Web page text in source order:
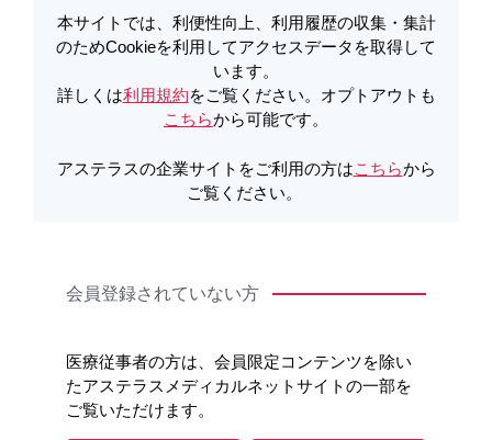
PDFをダウンロード
製品Q&A
本サイトでは、利便性向上、利用履歴の収集・集計
のためCookieを利用してアクセスデータを取得して
います。
詳しくは利用規約をご覧ください。オプトアウトも
こちらから可能です。
アステラスの企業サイトをご利用の方はこちらから
ご覧ください。
会員登録されていない方
医療従事者の方は、会員限定コンテンツを除い
たアステラスメディカルネットサイトの一部を
ご覧いただけます。